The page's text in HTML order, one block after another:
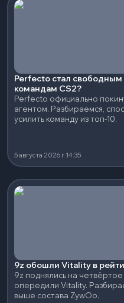
Perfecto стал свободным
командам CS2?
Perfecto официально
агентом. Разбираемся,
усилить команду из топ-10.
5 августа 2026 г.14:35
9z обошли Vitality в
9z поднялись на
опередили Vitality.
выше состава ZywOo.